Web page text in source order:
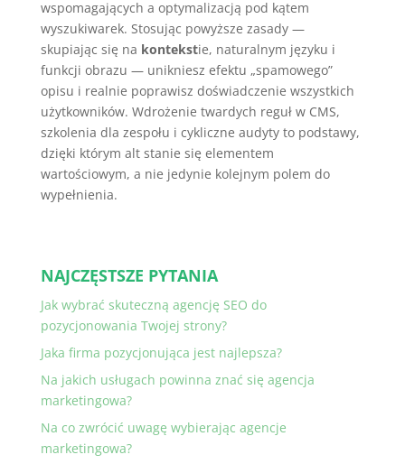
wspomagających a optymalizacją pod kątem
wyszukiwarek. Stosując powyższe zasady —
skupiając się na kontekstie, naturalnym języku i
funkcji obrazu — unikniesz efektu „spamowego”
opisu i realnie poprawisz doświadczenie wszystkich
użytkowników. Wdrożenie twardych reguł w CMS,
szkolenia dla zespołu i cykliczne audyty to podstawy,
dzięki którym alt stanie się elementem
wartościowym, a nie jedynie kolejnym polem do
wypełnienia.
NAJCZĘSTSZE PYTANIA
Jak wybrać skuteczną agencję SEO do
pozycjonowania Twojej strony?
Jaka firma pozycjonująca jest najlepsza?
Na jakich usługach powinna znać się agencja
marketingowa?
Na co zwrócić uwagę wybierając agencje
marketingowa?